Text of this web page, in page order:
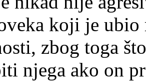
koji je
zbog toga
njega ako on